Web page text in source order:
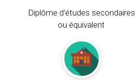
Diplôme d'études secondaires
ou équivalent